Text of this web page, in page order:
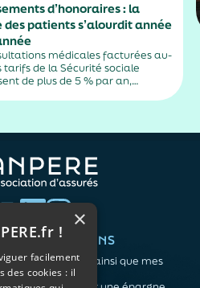
d’honoraires : la
patients s’alourdit année
médicales facturées au-
tarifs de la Sécurité sociale
de plus de 5 % par an,
par la montée en puissance des
VOS BESOINS
Me protéger ainsi que mes
proches
×
!
facilement
des cookies : il